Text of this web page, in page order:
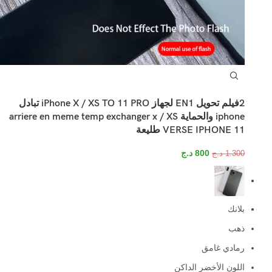
2فيلم تحويل EN1 لجهاز iPhone X / XS TO 11 PRO تبادل
iphone والحماية arriere en meme temp exchanger x / XS
VERSE IPHONE 11 طليعة
1.300 د.ج 800 د.ج
بلانك
ذهب
رمادي غامق
اللون الأخضر الداكن